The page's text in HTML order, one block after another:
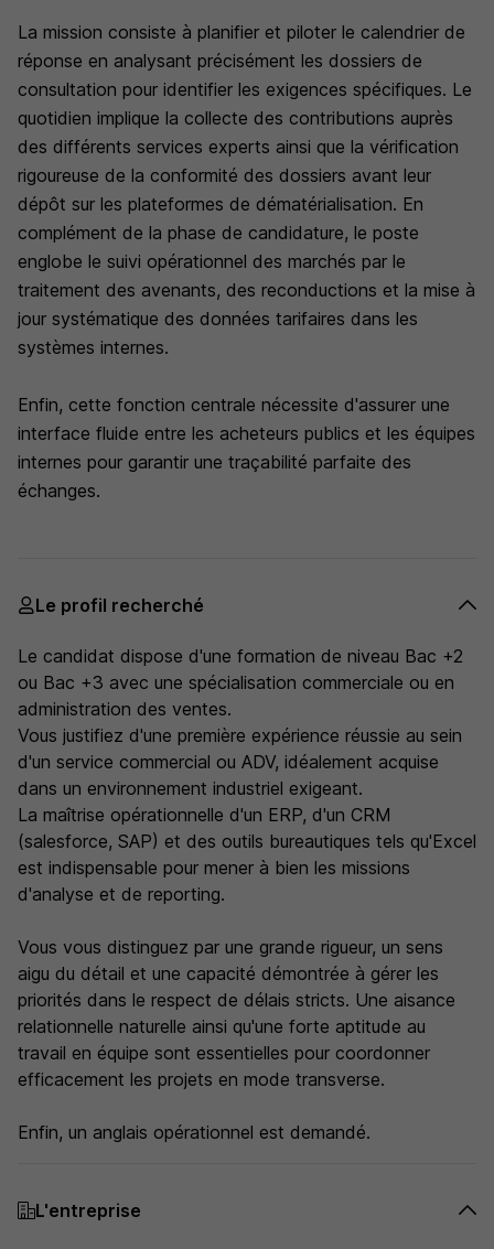
La mission consiste à planifier et piloter le calendrier de
réponse en analysant précisément les dossiers de
consultation pour identifier les exigences spécifiques. Le
quotidien implique la collecte des contributions auprès
des différents services experts ainsi que la vérification
rigoureuse de la conformité des dossiers avant leur
dépôt sur les plateformes de dématérialisation. En
complément de la phase de candidature, le poste
englobe le suivi opérationnel des marchés par le
traitement des avenants, des reconductions et la mise à
jour systématique des données tarifaires dans les
systèmes internes.
Enfin, cette fonction centrale nécessite d'assurer une
interface fluide entre les acheteurs publics et les équipes
internes pour garantir une traçabilité parfaite des
échanges.
Le profil recherché
Le candidat dispose d'une formation de niveau Bac +2
ou Bac +3 avec une spécialisation commerciale ou en
administration des ventes.
Vous justifiez d'une première expérience réussie au sein
d'un service commercial ou ADV, idéalement acquise
dans un environnement industriel exigeant.
La maîtrise opérationnelle d'un ERP, d'un CRM
(salesforce, SAP) et des outils bureautiques tels qu'Excel
est indispensable pour mener à bien les missions
d'analyse et de reporting.
Vous vous distinguez par une grande rigueur, un sens
aigu du détail et une capacité démontrée à gérer les
priorités dans le respect de délais stricts. Une aisance
relationnelle naturelle ainsi qu'une forte aptitude au
travail en équipe sont essentielles pour coordonner
efficacement les projets en mode transverse.
Enfin, un anglais opérationnel est demandé.
L'entreprise